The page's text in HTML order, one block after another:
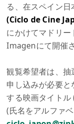
る、在スペイン
(Ciclo de Cine
にかけてマドリ
Imagenにて開催さ
観覧希望者は、
申し込みが必要
する映画タイト
(氏名をアルファ